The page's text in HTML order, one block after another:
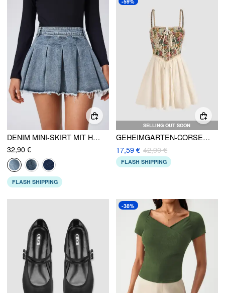
DENIM MINI-SKIRT MIT HOHER TAILLE, PLISSEE UND ROHEM SAUM
32,90 €
FLASH SHIPPING
SELLING OUT SOON
GEHEIMGARTEN-CORSETT-MINIKLEID
17,59 € 42,90 €
FLASH SHIPPING
-38%